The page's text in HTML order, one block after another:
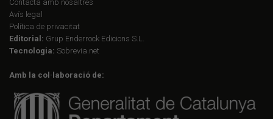
Contacta amb nosaltres
Avís legal
Política de privacitat
Editorial: Grup Enderrock Edicions S.L.
Tecnologia: Sobrevia.net
Amb la col·laboració de: